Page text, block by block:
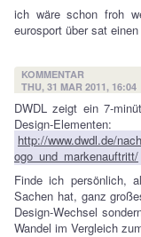
ich wäre schon froh
eurosport über sat
KOMMENTAR
THU, 31 MAR 2011, 16:04
DWDL zeigt ein 7-
Design-Elementen:
http://www.dwdl.de/
ogo_und_markenauftritt/
Finde ich persönlich,
Sachen hat, ganz
Design-Wechsel
Wandel im Vergleich